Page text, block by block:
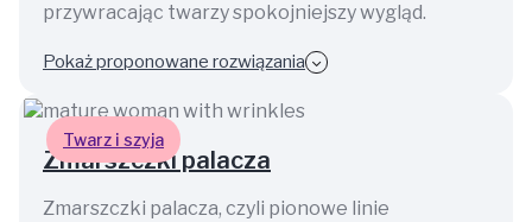
przywracając twarzy spokojniejszy wygląd.
Pokaż proponowane rozwiązania
Twarz i szyja
Zmarszczki palacza
Zmarszczki palacza, czyli pionowe linie